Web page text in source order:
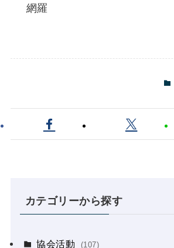
網羅
カテゴリーから探す
協会活動 (107)